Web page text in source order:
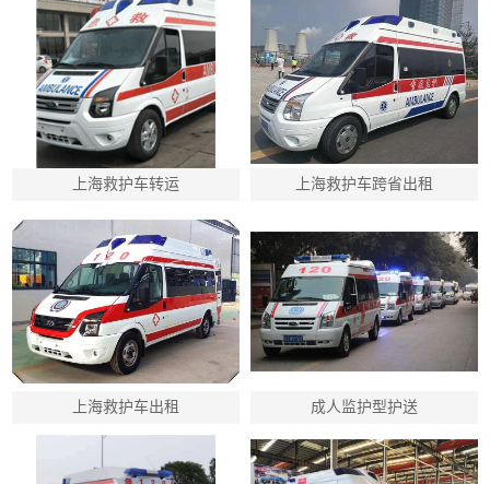
上海救护车转运 上海救护车跨省出租
上海救护车出租 成人监护型护送